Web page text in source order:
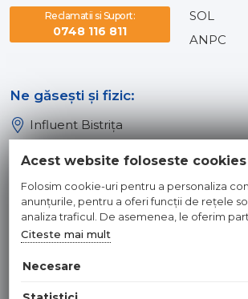
Reclamatii si Suport:
0748 116 811
SOL
ANPC
Ne găsești și fizic:
Influent Bistrița
Influent Dej
© 2026 INFLUENT SRL
Toate preturile sunt exprimate in lei si includ
Acest website foloseste cookies
Folosim cookie-uri pentru a personaliza
anunțurile, pentru a oferi funcții de rețele
analiza traficul. De asemenea, le oferim
rețele sociale, de publicitate și de analize
la modul în care folosiți site-ul nostru.
cu alte informații oferite de dvs. sau culese
Citeste mai mult
Necesare